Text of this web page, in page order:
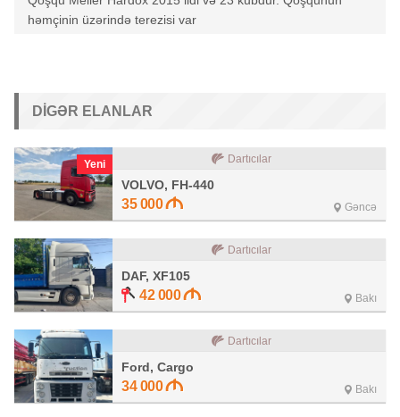
həmçinin üzərində terezisi var
DIGƏR ELANLAR
Yeni Dartıcılar
VOLVO, FH-440
35 000 Gəncə
Dartıcılar
DAF, XF105
42 000 Bakı
Dartıcılar
Ford, Cargo
34 000 Bakı